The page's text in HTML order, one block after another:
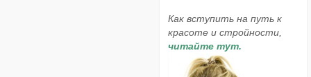
Как вступить на путь к
красоте и стройности,
читайте тут.